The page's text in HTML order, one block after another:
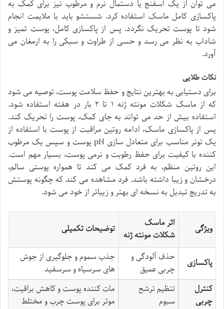
می توان از یک اسفنج یا دستمال نرم و مرطوب نیز برای کمک به
پاکسازی کامل ماسک استفاده کرد. شستشو باید با ملایمت انجام
شود تا پوست تحریک نگردد. پس از پاکسازی کامل، پوست تمیز و
شاداب به نظر می رسد و حسی از طراوت و سبکی را به ارمغان می
آورد.
نکات طلایی
برای دستیابی به بهترین نتایج و حفظ سلامت پوست، توصیه می شود
که از ماسک شکلات مونته ژنه ۱ تا ۲ بار در هفته استفاده شود.
استفاده بیش از حد می تواند به جای کمک، پوست را تحریک کند.
پس از پاکسازی ماسک، ادامه روتین مراقبت از پوست با استفاده از
یک تونر مناسب برای متعادل سازی pH پوست و سپس یک مرطوب
کننده با کیفیت برای حفظ رطوبت و نرمی پوست، بسیار مهم است.
این روتین منظم، به فرد کمک می کند تا همواره پوستی سالم،
درخشان و زیبا داشته باشد. فرد مشاهده می کند که چگونه پوستش
به تدریج تبدیل به نسخه ای بهتر و زیباتر از خود می شود.
ویژگی
اثر ماسک
شکلات مونته ژنه
توضیحات تکمیلی
پاکسازی
حذف آلودگی و
چربی عمیق
جذب سموم و جلوگیری از جوش
های سرسیاه و سرسفید
کنترل
چربی
تنظیم ترشح
سبوم
مات کننده پوست و کاهش براقیت،
موثر برای پوست چرب و مختلط